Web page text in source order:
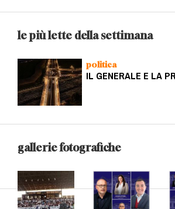
le più lette della settimana
politica
IL GENERALE E LA
gallerie fotografiche